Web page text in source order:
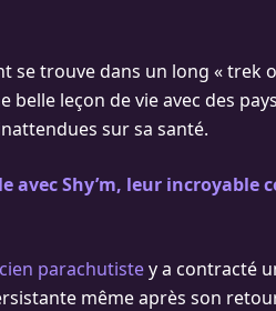
se trouve dans un long « trek
belle leçon de vie avec des
sur sa santé.
avec Shy’m, leur incroyable
parachutistey a contracté
même après son